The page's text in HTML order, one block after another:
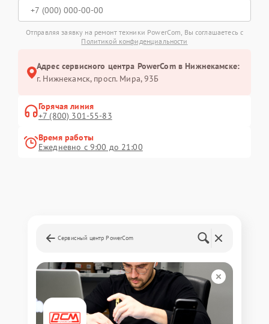
Отправляя заявку на ремонт техники PowerCom, Вы соглашаетесь с
Политикой конфиденциальности
Адрес сервисного центра PowerCom в Нижнекамске:
г. Нижнекамск, просп. Мира, 93Б
Горячая линия
+7 (800) 301-55-83
Время работы
Ежедневно с 9:00 до 21:00
Сервисный центр PowerCom